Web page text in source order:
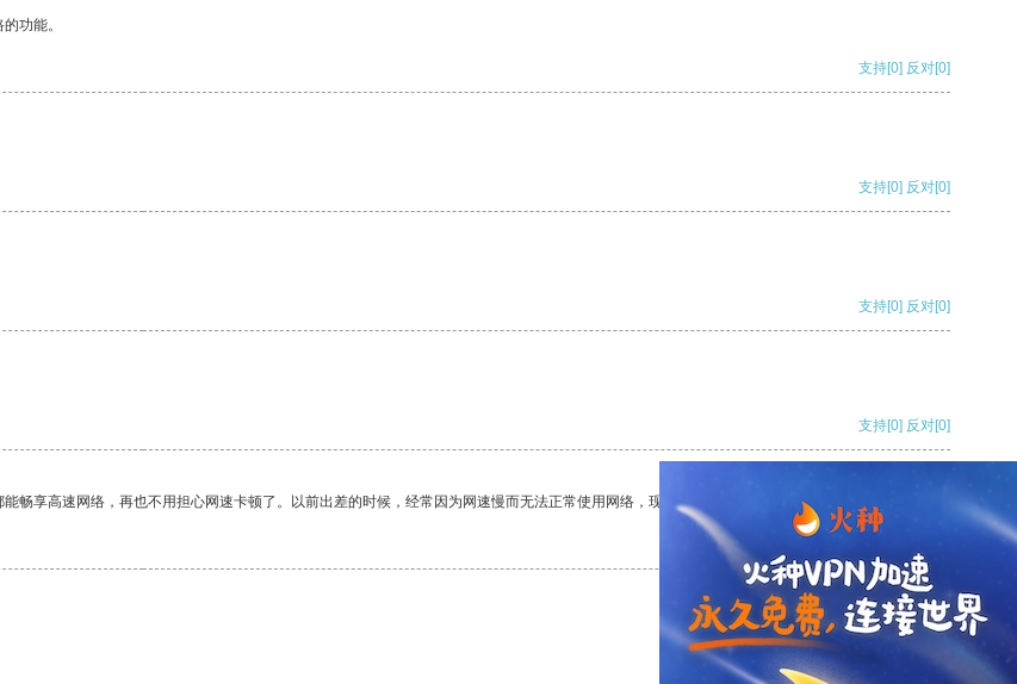
功能。
支持[0] 反对[0]
支持[0] 反对[0]
支持[0] 反对[0]
支持[0] 反对[0]
畅享高速网络，再也不用担心网速卡顿了。以前出差的时候，经常因为网速慢而无法正常使用网络，现在有了这个app，我再也不用担心了。
反对